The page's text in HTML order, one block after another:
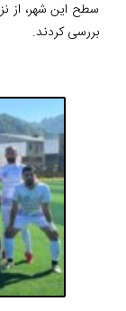
سطح این شهر، از
بررسی کردند.